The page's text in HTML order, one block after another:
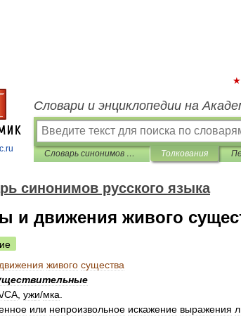
Словари и энциклопедии на
Словарь синонимов русского языка Толкования
синонимов русского языка
и движения живого
движения живого существа
/СА ужи/мка
или непроизвольное искажение выражения